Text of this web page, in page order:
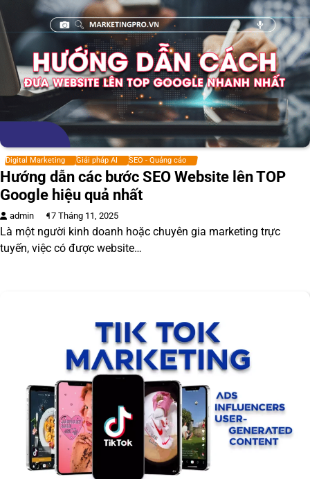
Digital Marketing Giải pháp AI SEO - Quảng cáo
Hướng dẫn các bước SEO Website lên TOP
Google hiệu quả nhất
admin 17 Tháng 11, 2025
Là một người kinh doanh hoặc chuyên gia marketing trực
tuyến, việc có được website…